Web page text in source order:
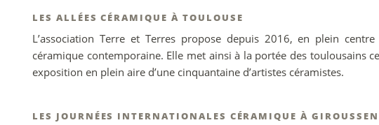
LES ALLÉES CÉRAMIQUE À TOULOUSE
L’association Terre et Terres propose depuis 2016, en plein
céramique contemporaine. Elle met ainsi à la portée des toulousains
exposition en plein aire d’une cinquantaine d’artistes céramistes.
LES JOURNÉES INTERNATIONALES CÉRAMIQUE À